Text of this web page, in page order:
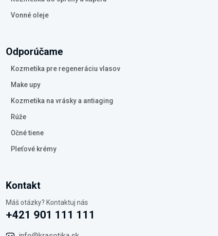
Vonné oleje
Odporúčame
Kozmetika pre regeneráciu vlasov
Make upy
Kozmetika na vrásky a antiaging
Rúže
Očné tiene
Pleťové krémy
Kontakt
Máš otázky? Kontaktuj nás
+421 901 111 111